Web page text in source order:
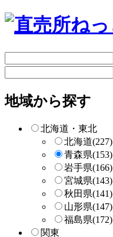
リ
ー
検
索
ー
検
地域から探す
北海道・東北
北海道(227)
青森県(153)
岩手県(166)
宮城県(143)
秋田県(141)
山形県(147)
福島県(172)
関東